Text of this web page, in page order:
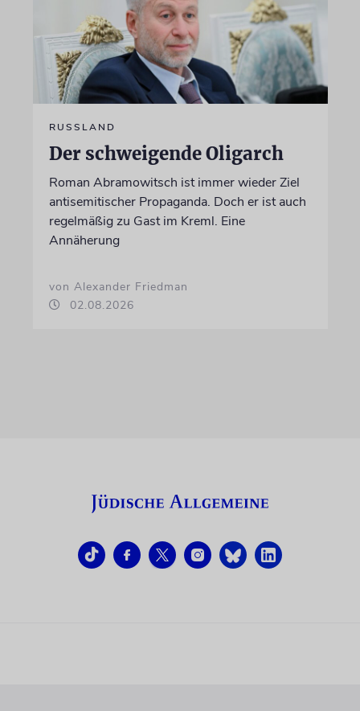
RUSSLAND
Der schweigende Oligarch
Roman Abramowitsch ist immer wieder Ziel
antisemitischer Propaganda. Doch er ist auch
regelmäßig zu Gast im Kreml. Eine
Annäherung
von Alexander Friedman
02.08.2026